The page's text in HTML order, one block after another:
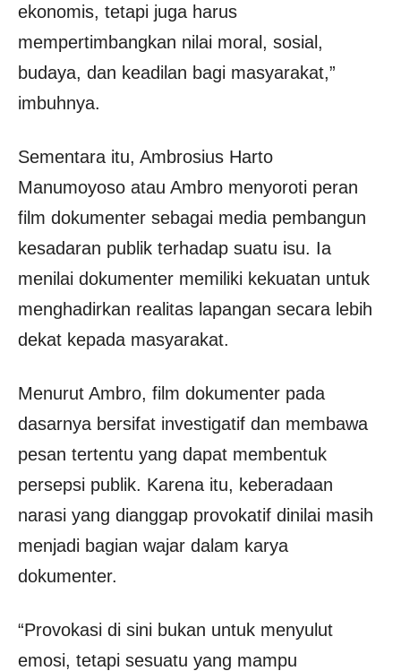
ekonomis, tetapi juga harus
mempertimbangkan nilai moral, sosial,
budaya, dan keadilan bagi masyarakat,”
imbuhnya.
Sementara itu, Ambrosius Harto
Manumoyoso atau Ambro menyoroti peran
film dokumenter sebagai media pembangun
kesadaran publik terhadap suatu isu. Ia
menilai dokumenter memiliki kekuatan untuk
menghadirkan realitas lapangan secara lebih
dekat kepada masyarakat.
Menurut Ambro, film dokumenter pada
dasarnya bersifat investigatif dan membawa
pesan tertentu yang dapat membentuk
persepsi publik. Karena itu, keberadaan
narasi yang dianggap provokatif dinilai masih
menjadi bagian wajar dalam karya
dokumenter.
“Provokasi di sini bukan untuk menyulut
emosi, tetapi sesuatu yang mampu